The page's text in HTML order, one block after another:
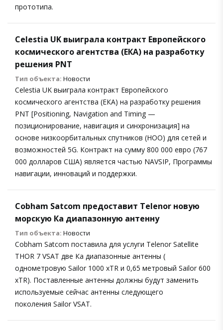
прототипа.
Celestia UK выиграла контракт Европейского
космического агентства (ЕКА) на разработку
решения PNT
Тип объекта: Новости
Celestia UK выиграла контракт Европейского
космического агентства (ЕКА) на разработку решения
PNT [Positioning, Navigation and Timing —
позиционирование, навигация и синхронизация] на
основе низкоорбитальных спутников (НОО) для сетей и
возможностей 5G. Контракт на сумму 800 000 евро (767
000 долларов США) является частью NAVSIP, Программы
навигации, инноваций и поддержки.
Cobham Satcom предоставит Telenor новую
морскую Ка диапазонную антенну
Тип объекта: Новости
Cobham Satcom поставила для услуги Telenor Satellite
THOR 7 VSAT две Ка диапазонные антенны (
однометровую Sailor 1000 xTR и 0,65 метровый Sailor 600
xTR). Поставленные антенны должны будут заменить
используемые сейчас антенны следующего
поколения Sailor VSAT.